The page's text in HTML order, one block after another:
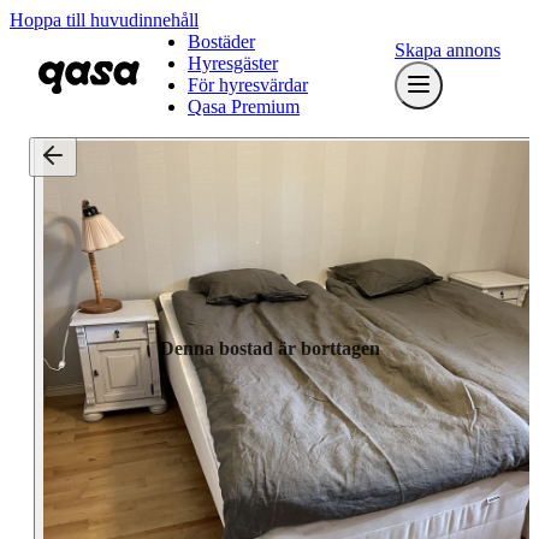
Hoppa till huvudinnehåll
Bostäder
Hyresgäster
För hyresvärdar
Qasa Premium
Skapa annons
Denna bostad är borttagen